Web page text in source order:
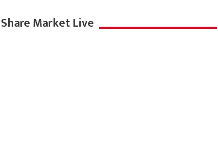
Share Market Live